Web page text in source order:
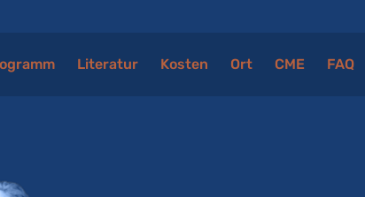
Literatur Kosten Ort CME FAQ